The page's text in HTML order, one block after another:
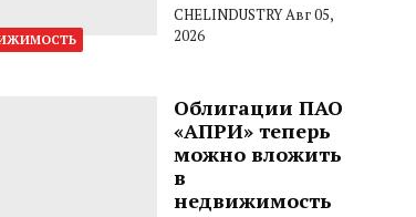
CHELINDUSTRYАвг 05,
2026
Облигации ПАО
«АПРИ» теперь
можно вложить
в
недвижимость